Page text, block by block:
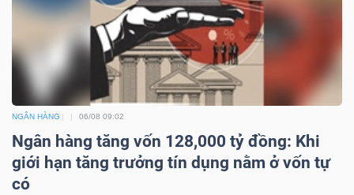
NGÂN HÀNG 06/08 09:02
Ngân hàng tăng vốn 128,000 tỷ đồng: Khi
giới hạn tăng trưởng tín dụng nằm ở vốn tự
có